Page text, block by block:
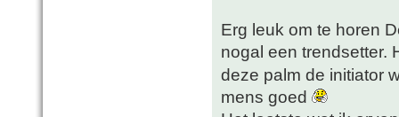
Erg leuk om te horen
nogal een trendsetter.
deze palm de initiator
mens goed